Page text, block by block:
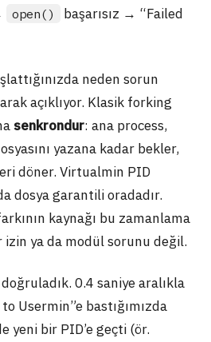
open()
başarısız → “Failed
neden sorun
açıklıyor. Klasik forking
senkrondur: ana process,
yazana kadar bekler,
döner. Virtualmin PID
dosya garantili oradadır.
kaynağı bu zamanlama
ya da modül sorunu değil.
0.4 saniye aralıkla
Usermin”e bastığımızda
yeni bir PID’e geçti (ör.